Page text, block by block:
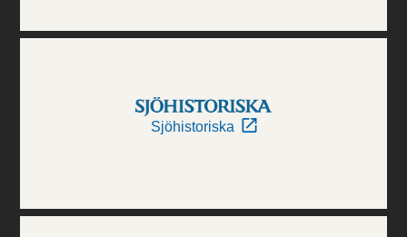
Sjöhistoriska